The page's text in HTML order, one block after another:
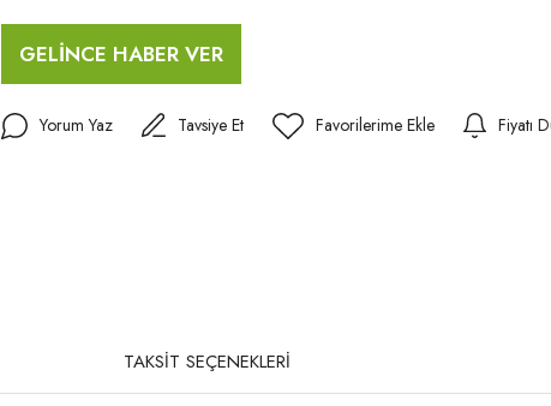
GELİNCE HABER VER
Yorum Yaz Tavsiye Et Fiyatı
TAKSİT SEÇENEKLERİ